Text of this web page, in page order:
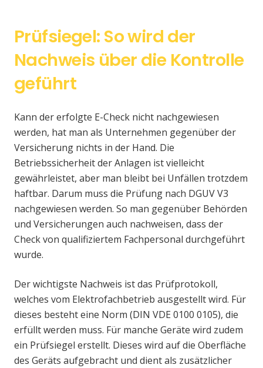
Prüfsiegel: So wird der
Nachweis über die Kontrolle
geführt
Kann der erfolgte E-Check nicht nachgewiesen
werden, hat man als Unternehmen gegenüber der
Versicherung nichts in der Hand. Die
Betriebssicherheit der Anlagen ist vielleicht
gewährleistet, aber man bleibt bei Unfällen trotzdem
haftbar. Darum muss die Prüfung nach DGUV V3
nachgewiesen werden. So man gegenüber Behörden
und Versicherungen auch nachweisen, dass der
Check von qualifiziertem Fachpersonal durchgeführt
wurde.
Der wichtigste Nachweis ist das Prüfprotokoll,
welches vom Elektrofachbetrieb ausgestellt wird. Für
dieses besteht eine Norm (DIN VDE 0100 0105), die
erfüllt werden muss. Für manche Geräte wird zudem
ein Prüfsiegel erstellt. Dieses wird auf die Oberfläche
des Geräts aufgebracht und dient als zusätzlicher